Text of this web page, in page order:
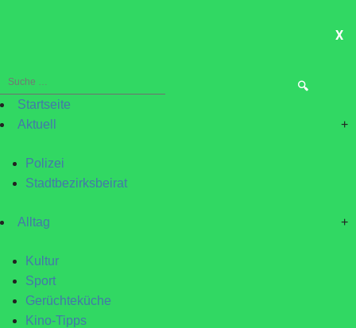
X
Suche
nach:Startseite
Aktuell
+
Polizei
Stadtbezirksbeirat
Alltag +
Kultur
Sport
Gerüchteküche
Kino-Tipps